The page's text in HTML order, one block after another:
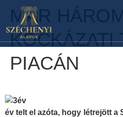
MÁR
KOCKÁZATI
PIACÁN
év telt el azóta, hogy létrejött a